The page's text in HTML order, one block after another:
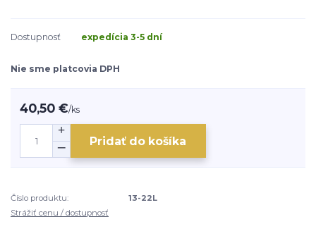
Dostupnosť expedícia 3-5 dní
Nie sme platcovia DPH
40,50 €/ks
Pridať do košíka
Číslo produktu:
13-22L
Strážiť cenu / dostupnosť